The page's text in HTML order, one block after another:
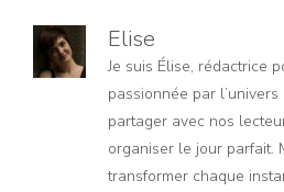
Elise
Je suis Élise, rédactrice
passionnée par
partager avec nos
organiser le jour parfait.
transformer chaque